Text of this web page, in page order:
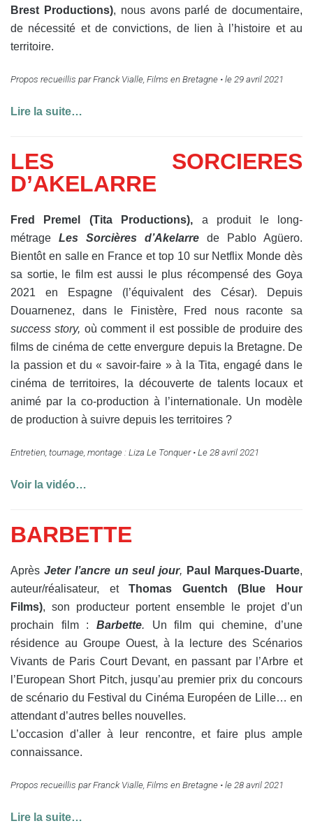
Brest Productions), nous avons parlé de documentaire,
de nécessité et de convictions, de lien à l’histoire et au
territoire.
Propos recueillis par Franck Vialle, Films en Bretagne • le 29 avril 2021
Lire la suite…
LES SORCIERES
D’AKELARRE
Fred Premel (Tita Productions), a produit le long-
métrage Les Sorcières d’Akelarre de Pablo Agüero.
Bientôt en salle en France et top 10 sur Netflix Monde dès
sa sortie, le film est aussi le plus récompensé des Goya
2021 en Espagne (l’équivalent des César). Depuis
Douarnenez, dans le Finistère, Fred nous raconte sa
success story, où comment il est possible de produire des
films de cinéma de cette envergure depuis la Bretagne. De
la passion et du « savoir-faire » à la Tita, engagé dans le
cinéma de territoires, la découverte de talents locaux et
animé par la co-production à l’internationale. Un modèle
de production à suivre depuis les territoires ?
Entretien, tournage, montage : Liza Le Tonquer • Le 28 avril 2021
Voir la vidéo…
BARBETTE
Après Jeter l’ancre un seul jour, Paul Marques-Duarte,
auteur/réalisateur, etThomas Guentch (Blue Hour
Films), son producteur portent ensemble le projet d’un
prochain film : Barbette. Un film qui chemine, d’une
résidence au Groupe Ouest, à la lecture des Scénarios
Vivants de Paris Court Devant, en passant par l’Arbre et
l’European Short Pitch, jusqu’au premier prix du concours
de scénario du Festival du Cinéma Européen de Lille… en
attendant d’autres belles nouvelles.
L’occasion d’aller à leur rencontre, et faire plus ample
connaissance.
Propos recueillis par Franck Vialle, Films en Bretagne • le 28 avril 2021
Lire la suite…